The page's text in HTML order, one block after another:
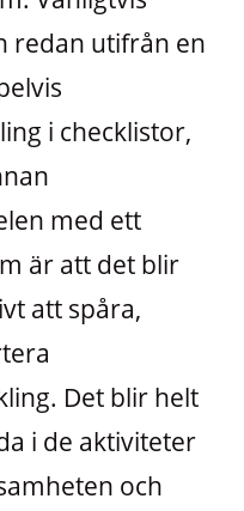
redan utifrån en
i checklistor,
med ett
är att det blir
att spåra,
Det blir helt
i de aktiviteter
och